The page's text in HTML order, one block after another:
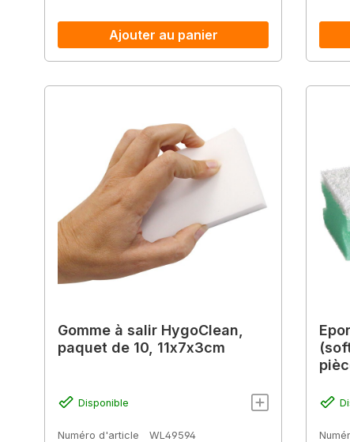
Ajouter au panier
Gomme à salir HygoClean,
paquet de 10, 11x7x3cm
Disponible
Numéro d'article
WL49594